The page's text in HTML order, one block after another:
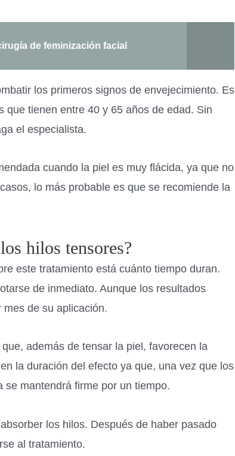
de feminización facial
los primeros signos de envejecimiento. Es
que tienen entre 40 y 65 años de edad. Sin
el especialista.
cuando la piel es muy flácida, ya que no
lo más probable es que se recomiende la
hilos tensores?
este tratamiento está cuánto tiempo duran.
de inmediato. Aunque los resultados
de su aplicación.
además de tensar la piel, favorecen la
la duración del efecto ya que, una vez que los
se mantendrá firme por un tiempo.
los hilos. Después de haber pasado
al tratamiento.